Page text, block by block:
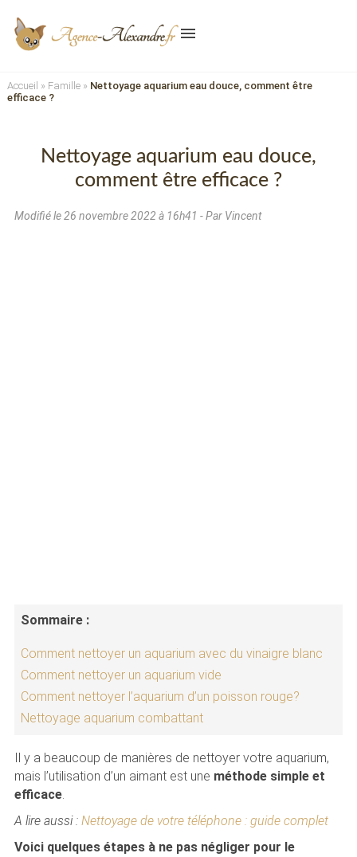
menu
Accueil » Famille» Nettoyage aquarium eau douce, comment être
efficace ?
Nettoyage aquarium eau douce,
comment être efficace ?
Modifié le26 novembre 2022 à 16h41 - Par Vincent
Sommaire :
Comment nettoyer un aquarium avec du vinaigre blanc
Comment nettoyer un aquarium vide
Comment nettoyer l’aquarium d’un poisson rouge?
Nettoyage aquarium combattant
Il y a beaucoup de manières de nettoyer votre aquarium,
mais l’utilisation d’un aimant est une méthode simple et
efficace.
A lire aussi : Nettoyage de votre téléphone : guide complet
Voici quelques étapes à ne pas négliger pour le